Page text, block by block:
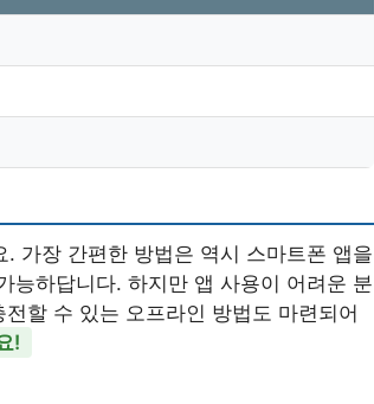
가장 간편한 방법은 역시 스마트폰 앱을
능하답니다. 하지만 앱 사용이 어려운 분
할 수 있는 오프라인 방법도 마련되어
!